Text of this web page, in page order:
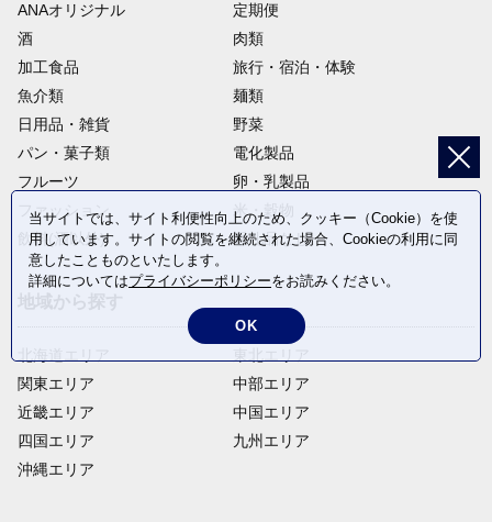
ANAオリジナル
定期便
酒
肉類
加工食品
旅行・宿泊・体験
魚介類
麺類
日用品・雑貨
野菜
パン・菓子類
電化製品
フルーツ
卵・乳製品
ファッション
米・穀物
飲料(酒以外)
返礼品なし
関東エリア
近畿エリア
四国エリア
沖縄エリア
中部エリア
中国エリア
九州エリア
当サイトでは、サイト利便性向上のため、クッキー（Cookie）を使
用しています。サイトの閲覧を継続された場合、Cookieの利用に同
意したことものといたします。
詳細についてはプライバシーポリシーをお読みください。
OK